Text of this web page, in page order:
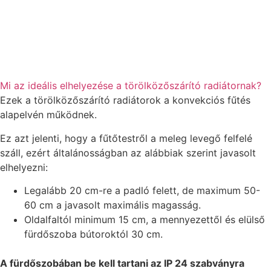
Mi az ideális elhelyezése a törölközőszárító radiátornak?
Ezek a törölközőszárító radiátorok a konvekciós fűtés
alapelvén működnek.
Ez azt jelenti, hogy a fűtőtestről a meleg levegő felfelé
száll, ezért általánosságban az alábbiak szerint javasolt
elhelyezni:
Legalább 20 cm-re a padló felett, de maximum 50-
60 cm a javasolt maximális magasság.
Oldalfaltól minimum 15 cm, a mennyezettől és elülső
fürdőszoba bútoroktól 30 cm.
A fürdőszobában be kell tartani az IP 24 szabványra